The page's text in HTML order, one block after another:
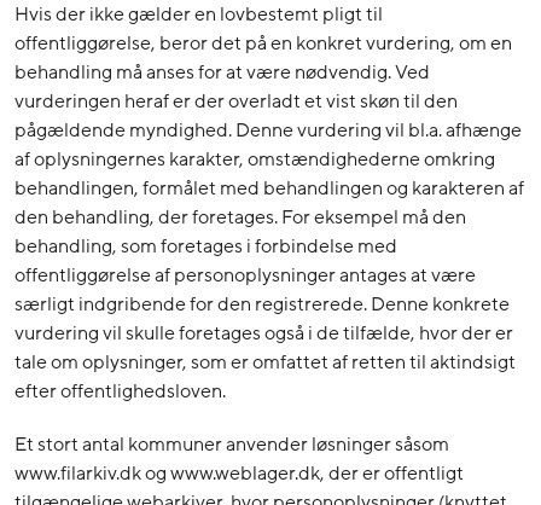
Hvis der ikke gælder en lovbestemt pligt til
offentliggørelse, beror det på en konkret vurdering, om en
behandling må anses for at være nødvendig. Ved
vurderingen heraf er der overladt et vist skøn til den
pågældende myndighed. Denne vurdering vil bl.a. afhænge
af oplysningernes karakter, omstændighederne omkring
behandlingen, formålet med behandlingen og karakteren af
den behandling, der foretages. For eksempel må den
behandling, som foretages i forbindelse med
offentliggørelse af personoplysninger antages at være
særligt indgribende for den registrerede. Denne konkrete
vurdering vil skulle foretages også i de tilfælde, hvor der er
tale om oplysninger, som er omfattet af retten til aktindsigt
efter offentlighedsloven.
Et stort antal kommuner anvender løsninger såsom
www.filarkiv.dk og www.weblager.dk, der er offentligt